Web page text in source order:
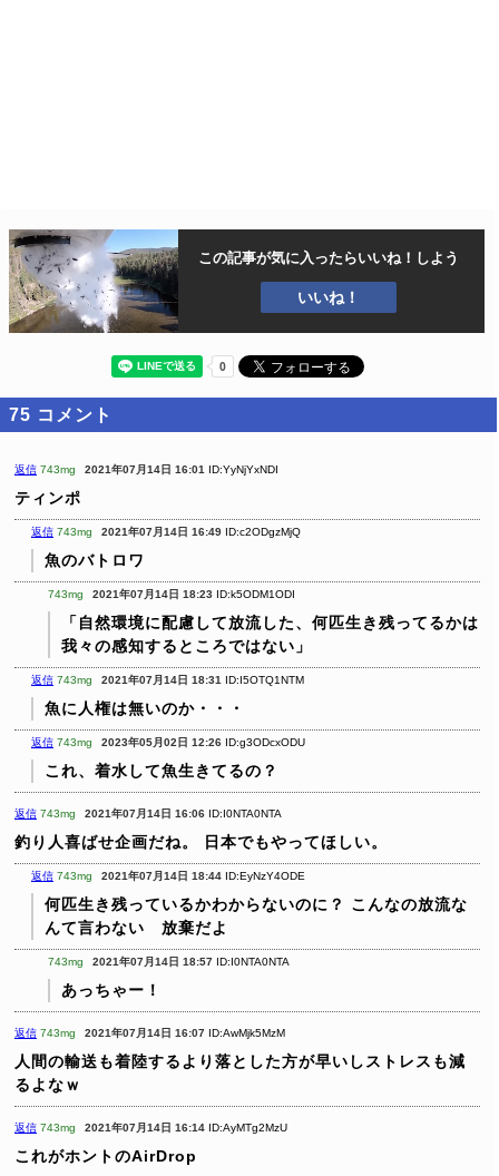
この記事が気に入ったらいいね！しよう
いいね！
75 コメント
返信 743mg 2021年07月14日 16:01 ID:YyNjYxNDI
ティンポ
返信 743mg 2021年07月14日 16:49 ID:c2ODgzMjQ
魚のバトロワ
743mg 2021年07月14日 18:23 ID:k5ODM1ODI
「自然環境に配慮して放流した、何匹生き残ってるかは
我々の感知するところではない」
返信 743mg 2021年07月14日 18:31 ID:I5OTQ1NTM
魚に人権は無いのか・・・
返信 743mg 2023年05月02日 12:26 ID:g3ODcxODU
これ、着水して魚生きてるの？
返信 743mg 2021年07月14日 16:06 ID:I0NTA0NTA
釣り人喜ばせ企画だね。 日本でもやってほしい。
返信 743mg 2021年07月14日 18:44 ID:EyNzY4ODE
何匹生き残っているかわからないのに？
こんなの放流な
んて言わない 放棄だよ
743mg 2021年07月14日 18:57 ID:I0NTA0NTA
あっちゃー！
返信 743mg 2021年07月14日 16:07 ID:AwMjk5MzM
人間の輸送も着陸するより落とした方が早いしストレスも減
るよなｗ
返信 743mg 2021年07月14日 16:14 ID:AyMTg2MzU
これがホントのAirDrop